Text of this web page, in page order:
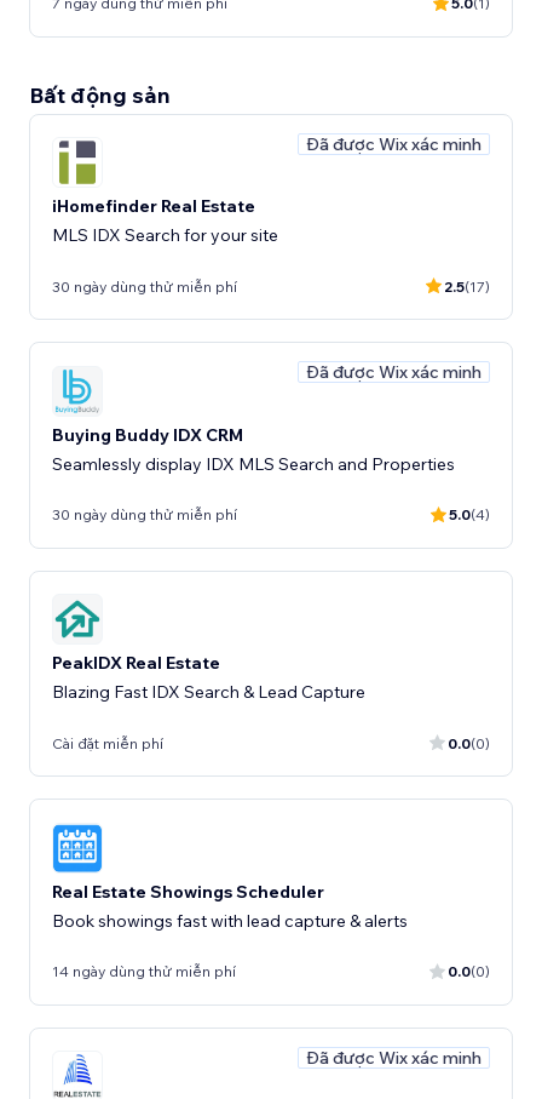
Bất động sản
Đã được Wix xác minh
iHomefinder Real Estate
MLS IDX Search for your site
30 ngày dùng thử miễn phí 2.5(17)
Đã được Wix xác minh
Buying Buddy IDX CRM
Seamlessly display IDX MLS Search and Properties
30 ngày dùng thử miễn phí 5.0(4)
PeakIDX Real Estate
Blazing Fast IDX Search & Lead Capture
Cài đặt miễn phí 0.0(0)
Real Estate Showings Scheduler
Book showings fast with lead capture & alerts
14 ngày dùng thử miễn phí 0.0(0)
Đã được Wix xác minh